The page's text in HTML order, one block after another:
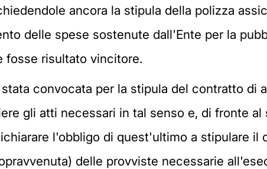
ancora la stipula della polizza
delle spese sostenute dall'Ente per la
fosse risultato vincitore.
convocata per la stipula del contratto di
gli atti necessari in tal senso e, di fronte al
l'obbligo di quest'ultimo a stipulare il
delle provviste necessarie